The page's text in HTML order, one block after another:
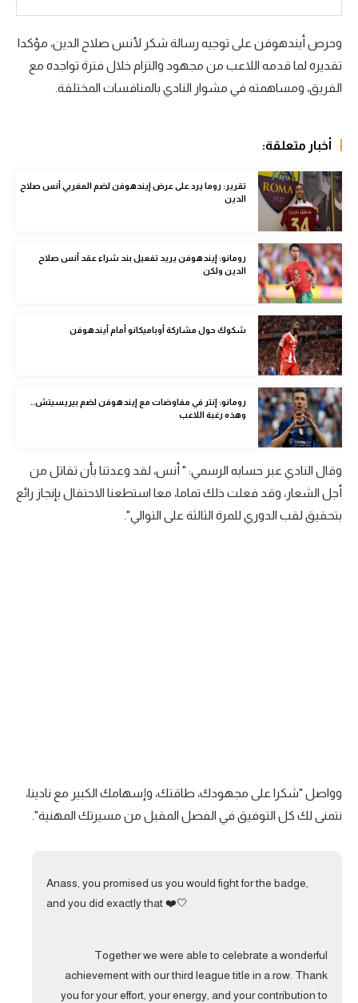
كرة السلة الأمريكية
كرة سلة
كرة يد
في المونديال
رياضة نسائية
آسيا
أمريكا
ركن الألعاب
أقسام خاصة
Gamers
ميركاتو
تحقيق في الجول
تقرير في الجول
وحرص أيندهوفن على توجيه رسالة شكر لأنس صلاح الدين، مؤكدا
تقديره لما قدمه اللاعب من مجهود والتزام خلال فترة تواجده مع
الفريق، ومساهمته في مشوار النادي بالمنافسات المختلفة.
أخبار متعلقة:
تقرير: روما يرد على عرض إيندهوفن لضم المغربي أنس صلاح
الدين
رومانو: إيندهوفن يريد تفعيل بند شراء عقد أنس صلاح
الدين ولكن
شكوك حول مشاركة أوباميكانو أمام أيندهوفن
رومانو: إنتر في مفاوضات مع إيندهوفن لضم بيريسيتش..
وهذه رغبة اللاعب
وقال النادي عبر حسابه الرسمي: " أنس، لقد وعدتنا بأن تقاتل من
أجل الشعار، وقد فعلت ذلك تماما، معا استطعنا الاحتفال بإنجاز رائع
بتحقيق لقب الدوري للمرة الثالثة على التوالي".
وواصل "شكرا على مجهودك، طاقتك، وإسهامك الكبير مع نادينا،
نتمنى لك كل التوفيق في الفصل المقبل من مسيرتك المهنية".
Anass, you promised us you would fight for the badge,
and you did exactly that ❤️🤍
Together we were able to celebrate a wonderful
achievement with our third league title in a row. Thank
you for your effort, your energy, and your contribution to